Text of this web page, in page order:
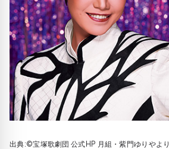
出典:©宝塚歌劇団 公式HP 月組・紫門ゆりやより